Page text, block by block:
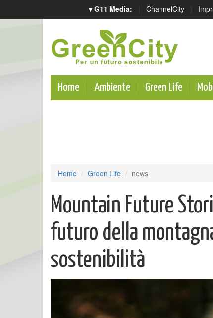
▾ G11 Media: | ChannelCity |
Home Ambiente Green Life
Home Green Life news
Mountain Future
futuro della
sostenibilità